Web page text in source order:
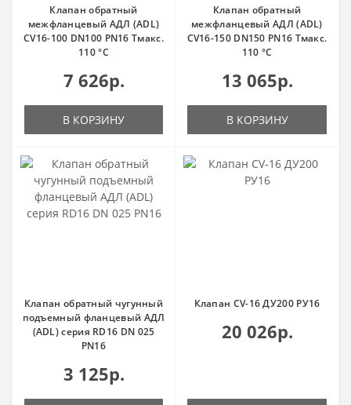
Клапан обратный
межфланцевый АДЛ (ADL)
CV16-100 DN100 PN16 Тмакс.
110 °С
7 626р.
В КОРЗИНУ
Клапан обратный
межфланцевый АДЛ (ADL)
CV16-150 DN150 PN16 Тмакс.
110 °С
13 065р.
В КОРЗИНУ
Клапан обратный чугунный
подъемный фланцевый АДЛ
(ADL) серия RD16 DN 025
PN16
3 125р.
Клапан CV-16 ДУ200 РУ16
20 026р.